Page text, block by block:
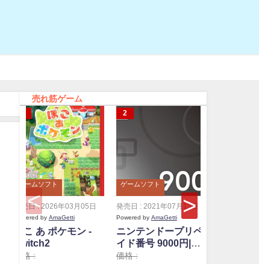
売れ筋ゲーム
ゲームソフト
発売日 : 2026年03月05日
Powered by AmaGetti
ぽこ あ ポケモン -
Switch2
価格 :
ゲームソフト
発売日 : 2021年07月13日
Powered by AmaGetti
ニンテンドープリペ
イド番号 9000円|オ
ンラインコード版
価格 :